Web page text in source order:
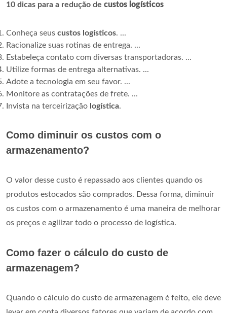
10 dicas para a redução de custos logísticos
Conheça seus custos logísticos. ...
Racionalize suas rotinas de entrega. ...
Estabeleça contato com diversas transportadoras. ...
Utilize formas de entrega alternativas. ...
Adote a tecnologia em seu favor. ...
Monitore as contratações de frete. ...
Invista na terceirização logística.
Como diminuir os custos com o
armazenamento?
O valor desse custo é repassado aos clientes quando os
produtos estocados são comprados. Dessa forma, diminuir
os custos com o armazenamento é uma maneira de melhorar
os preços e agilizar todo o processo de logística.
Como fazer o cálculo do custo de
armazenagem?
Quando o cálculo do custo de armazenagem é feito, ele deve